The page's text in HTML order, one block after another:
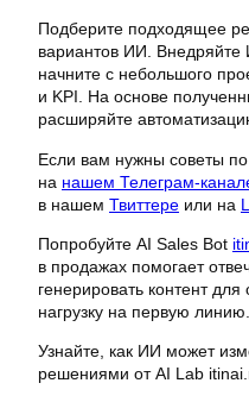
Подберите подходящее
вариантов ИИ.
начните с небольшого
и KPI. На основе
расширяйте
Если вам нужны советы
на нашем Телеграм-
в нашем Твиттере или на
Попробуйте AI Sales Bot
в продажах помогает
генерировать контент
нагрузку на первую линию.
Узнайте, как ИИ может
решениями от AI Lab